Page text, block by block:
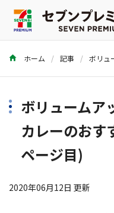
商品を探す
ホーム 記事
ボリュームア
カレーのおす
ページ目)
2020年06月12日 更新